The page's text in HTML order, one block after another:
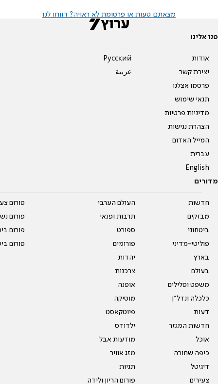
מצאתם טעות או פרסומת לא ראויה? דווחו לנו
פנו אלינו
אודות
יצירת קשר
פרסמו אצלנו
תנאי שימוש
מדיניות פרטיות
הצהרת נגישות
המייל האדום
עברית
English
Pусский
عربية
מדורים
חדשות
מבזקים
ביטחוני
פוליטי-מדיני
בארץ
בעולם
משפט ופלילים
כלכלה ונדל"ן
דעות
חדשות המגזר
אוכל
כיפה שחורה
דיגיטל
צעירים
העולם הערבי
תרבות ופנאי
ספורט
פורומים
יהדות
צרכנות
אופנה
מוסיקה
פיוטקאסט
ילדודס
מודעות אבל
מזג אוויר
תגיות
פורום הריון ולידה
פורום
פורום
פורום
פורום